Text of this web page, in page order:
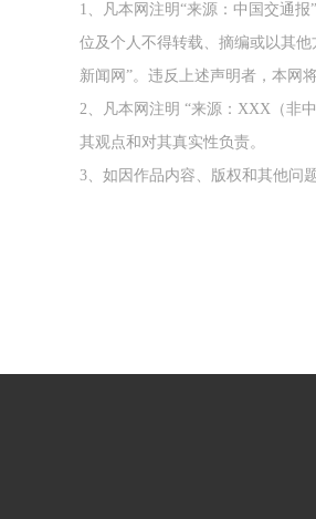
1、凡本网注明“来源：中国交通
位及个人不得转载、摘编或以其
新闻网”。违反上述声明者，本网
2、凡本网注明 “来源：XXX（非
其观点和对其真实性负责。
3、如因作品内容、版权和其他问